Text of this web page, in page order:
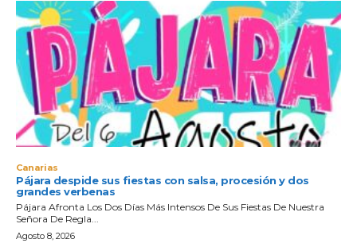
Canarias
Pájara despide sus fiestas con salsa, procesión y dos
grandes verbenas
Pájara Afronta Los Dos Días Más Intensos De Sus Fiestas De Nuestra
Señora De Regla...
Agosto 8, 2026